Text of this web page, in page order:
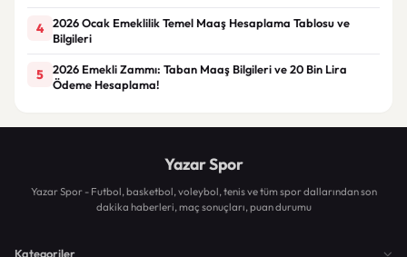
4
2026 Ocak Emeklilik Temel Maaş Hesaplama Tablosu ve
Bilgileri
5
2026 Emekli Zammı: Taban Maaş Bilgileri ve 20 Bin Lira
Ödeme Hesaplama!
Yazar Spor
Yazar Spor - Futbol, basketbol, voleybol, tenis ve tüm spor dallarından son
dakika haberleri, maç sonuçları, puan durumu
Kategoriler